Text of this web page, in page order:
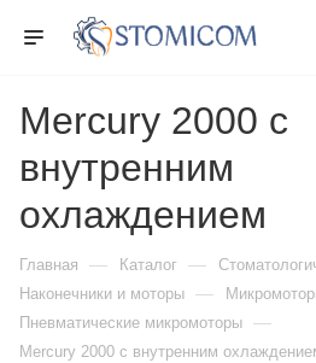
Mercury 2000 c
внутренним
охлаждением
Главная — Каталог —
Наконечники и моторы —
Пневматические микромоторы —
Mercury 2000 c внутренним